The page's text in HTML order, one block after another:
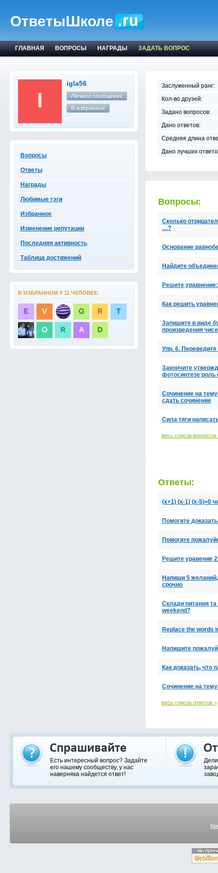
ОтветыШколе
ГЛАВНАЯ ВОПРОСЫ НАГРАДЫ ЗАДАТЬ ВОПРОС
igla56
Личное сообщение
В избранное
Вопросы
Ответы
Награды
Любимые тэги
Избранное
Изменение репутации
Последняя активность
Таблица достижений
В ИЗБРАННОМ У 11 ЧЕЛОВЕК:
Заслуженный ранг:
Кол-во друзей:
Задано вопросов:
Дано ответов:
Средняя длина
Дано лучших
Вопросы:
Сколько
…?
Основание
Найдите
Решите
Как решить
Запишите в виде
произведения
Упр. 6.
Закончите
фотосинтезе
Сочинение на
сдать сочинение
Сила тяги
весь список вопросов
Ответы:
(x+1) (x-1) (x-5)=0
Помогите
Помогите
Решите уравение
Напиши 5
срочно
Склади питання
weekend?
Replace the words
Напишите
Как доказать, что
Сочинение на тему
весь список ответов >
Есть интересный вопрос? Задайте
его нашему сообществу, у нас
наверняка найдется ответ!